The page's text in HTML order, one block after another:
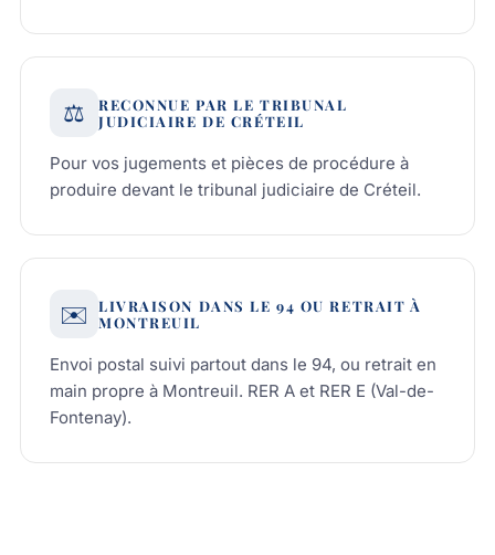
⚖️
RECONNUE PAR LE TRIBUNAL
JUDICIAIRE DE CRÉTEIL
Pour vos jugements et pièces de procédure à
produire devant le tribunal judiciaire de Créteil.
✉️
LIVRAISON DANS LE 94 OU RETRAIT À
MONTREUIL
Envoi postal suivi partout dans le 94, ou retrait en
main propre à Montreuil. RER A et RER E (Val-de-
Fontenay).